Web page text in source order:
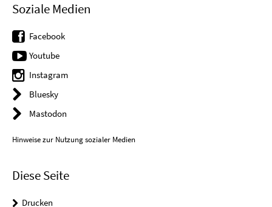
Soziale Medien
Facebook
Youtube
Instagram
Bluesky
Mastodon
Hinweise zur Nutzung sozialer Medien
Diese Seite
Drucken